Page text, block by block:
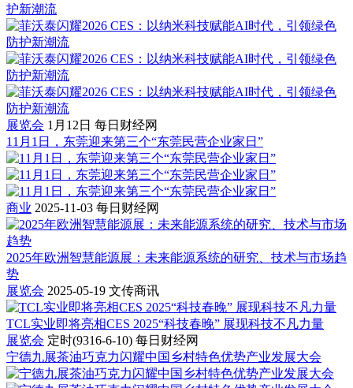
护新潮流
展览会 1月12日 每日财经网
11月1日，东莞迎来第三个“东莞民营企业家日”
商业 2025-11-03 每日财经网
2025年欧洲智慧能源展：未来能源系统的研究、技术与市场趋
势
展览会 2025-05-19 文传商讯
TCL实业即将亮相CES 2025“科技春晚” 展现科技不凡力量
展览会 定时(9316-6-10) 每日财经网
宁德九展茶油巧克力闪耀中国乡村特色优势产业发展大会